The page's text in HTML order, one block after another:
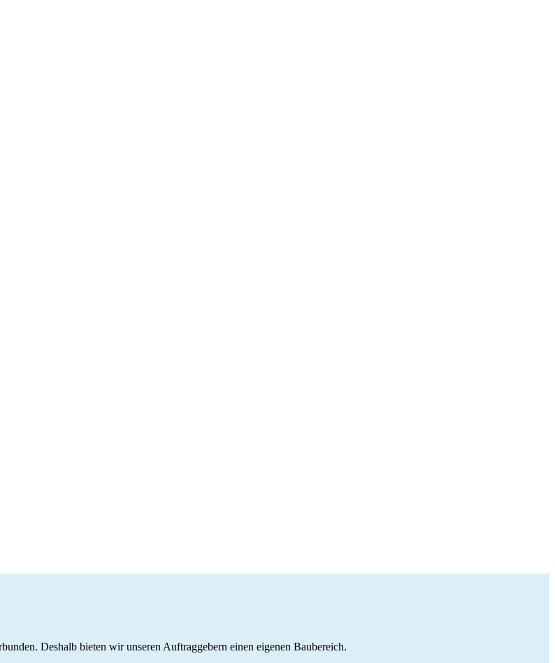
Deshalb bieten wir unseren Auftraggebern einen eigenen Baubereich.